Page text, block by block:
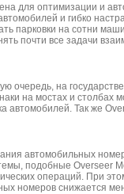
для оптимизации и
и гибко
парковки на сотни
почти все задачи
очередь, на
на мостах и столбах
автомобилей. Так же
автомобильных
подобные Overseer
операций. При
номеров снижается